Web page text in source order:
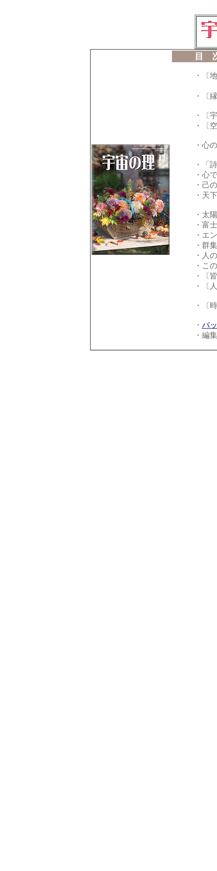
目
・〔
・〔
・〔
・〔
・心
・「
・心
・己
・天
・太
・富
・エ
・群
・人
・こ
・〔
・〔
・〔
・ バ
・編